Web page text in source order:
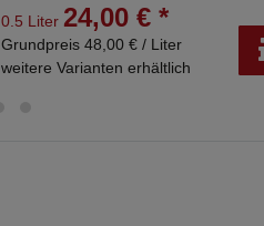
0.5 Liter 24,00 € *
Grundpreis 48,00 € / Liter
weitere Varianten erhältlich